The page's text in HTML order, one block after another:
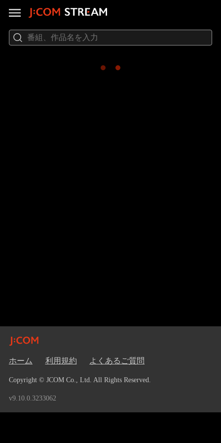
ホーム 利用規約 よくあるご質問
Copyright © JCOM Co., Ltd. All Rights Reserved.
v9.10.0.3233062